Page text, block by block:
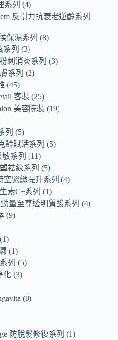
系列
4
反引力抗衰老逆齡系列
保濕系列
8
系列
3
刺消炎系列
3
系列
2
45
客裝 25
美容院裝 19
列
5
齡賦活系列
5
敏系列
11
祛紋系列
5
空緊緻提升系列
4
素C+系列
1
量至尊透明質酸系列
4
9
1
1
列
5
化 3
8
防脫髮修復系列
1